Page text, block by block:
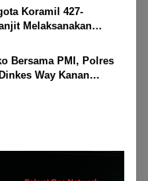
Kampung Simpang
Kecamatan Banjit
Koramil 427-
Melaksanakan
Di Wilayah Bali Sadhar,
Banjit
Bersama PMI, Polres
Way Kanan